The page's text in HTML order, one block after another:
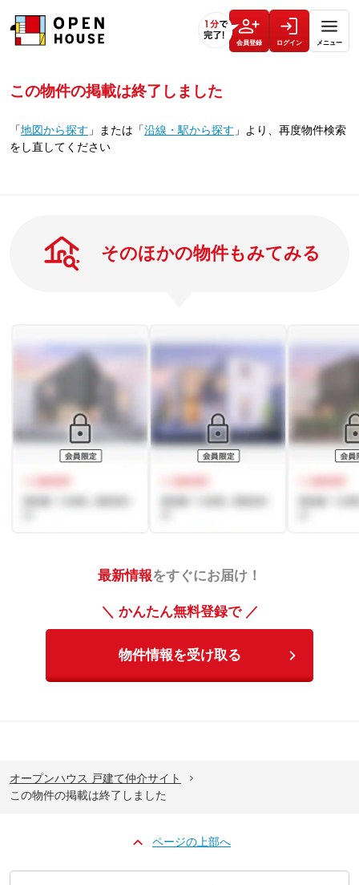
会員登録 ログイン メニュー
この物件の掲載は終了しました
「地図から探す 」 または 「沿線・駅から探す 」 より、再度物件検索
をし直してください
そのほかの物件もみてみる
最新情報をすぐにお届け！
＼ かんたん無料登録で ／
物件情報を受け取る
オープンハウス 戸建て仲介サイト
この物件の掲載は終了しました
ページの上部へ